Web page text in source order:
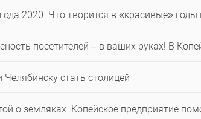
2020. Что творится в «красивые»
посетителей – в ваших руках! В
Челябинску стать столицей
о земляках. Копейское предприятие